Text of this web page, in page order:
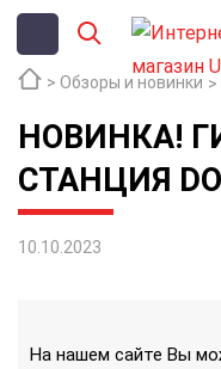
Обзоры и новинки
НОВИНКА!
СТАНЦИЯ
10.10.2023
На нашем сайте Вы